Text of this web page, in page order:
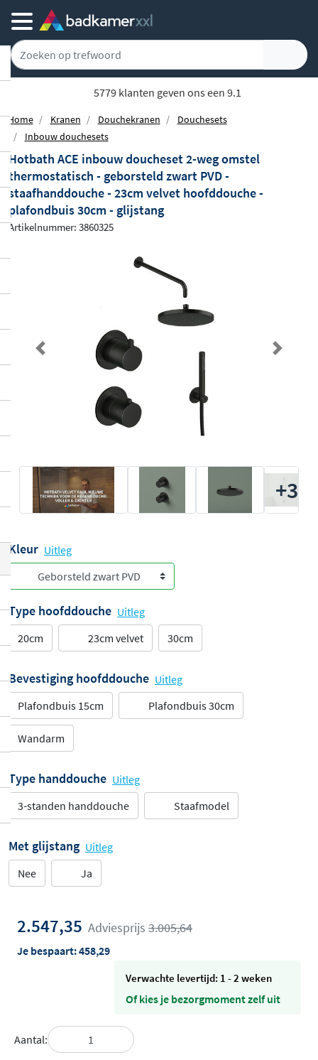
5779 klanten geven ons een 9.1
Home Kranen Douchekranen
Douchesets
Inbouw douchesets
Hotbath ACE inbouw doucheset 2-weg omstel
thermostatisch - geborsteld zwart PVD -
staafhanddouche - 23cm velvet hoofddouche -
plafondbuis 30cm - glijstang
Artikelnummer: 3860325
Previous Next
+3
Kleur Uitleg
Type hoofddouche Uitleg
20cm
23cm velvet 30cm
Bevestiging hoofddouche Uitleg
Plafondbuis 15cm
Plafondbuis 30cm
Wandarm
Type handdouche Uitleg
3-standen handdouche
Staafmodel
Met glijstang Uitleg
Nee
Ja
2.547,35 Adviesprijs 3.005,64
Je bespaart:458,29
Verwachte levertijd: 1 - 2 weken
Of kies je bezorgmoment zelf uit
Aantal: